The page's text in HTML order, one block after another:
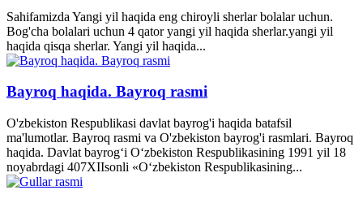
Sahifamizda Yangi yil haqida eng chiroyli sherlar bolalar uchun.
Bog'cha bolalari uchun 4 qator yangi yil haqida sherlar.yangi yil
haqida qisqa sherlar. Yangi yil haqida...
Bayroq haqida. Bayroq rasmi
O'zbekiston Respublikasi davlat bayrog'i haqida batafsil
ma'lumotlar. Bayroq rasmi va O'zbekiston bayrog'i rasmlari. Bayroq
haqida. Davlat bayrog‘i O‘zbekiston Respublikasining 1991 yil 18
noyabrdagi 407­XII­sonli «O‘zbekiston Respublikasining...